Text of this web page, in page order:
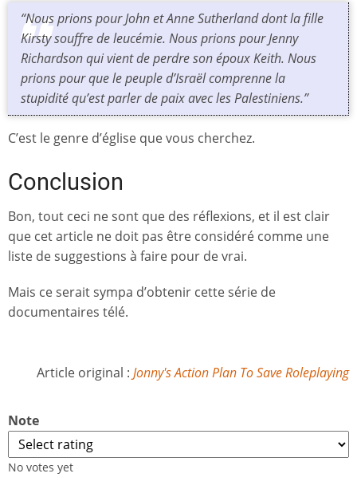
“Nous prions pour John et Anne Sutherland dont la fille
Kirsty souffre de leucémie. Nous prions pour Jenny
Richardson qui vient de perdre son époux Keith. Nous
prions pour que le peuple d’Israël comprenne la
stupidité qu’est parler de paix avec les Palestiniens.”
C’est le genre d’église que vous cherchez.
Conclusion
Bon, tout ceci ne sont que des réflexions, et il est clair
que cet article ne doit pas être considéré comme une
liste de suggestions à faire pour de vrai.
Mais ce serait sympa d’obtenir cette série de
documentaires télé.
Article original : Jonny's Action Plan To Save Roleplaying
Note
No votes yet